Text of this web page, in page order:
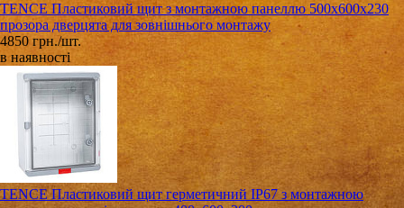
TENCE Пластиковий щит з монтажною панеллю 500х600х230
прозора дверцята для зовнішнього монтажу
4850 грн./шт.
в наявності
TENCE Пластиковий щит герметичний IP67 з монтажною